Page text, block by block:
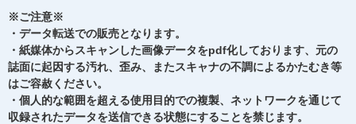
※ご注意※
・データ転送での販売となります。
・紙媒体からスキャンした画像データをpdf化しております、元の
誌面に起因する汚れ、歪み、またスキャナの不調によるかたむき等
はご容赦ください。
・個人的な範囲を超える使用目的での複製、ネットワークを通じて
収録されたデータを送信できる状態にすることを禁じます。